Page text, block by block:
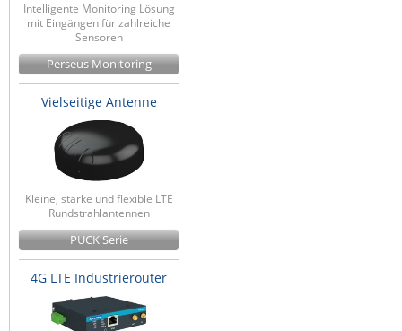
SIRIO Antenne
Tactical Software
TEKTELIC
Teltonika
Unwired Networks
WATTECO
Westermo
ZPE Systems
Intelligente Monitoring Lösung
mit Eingängen für zahlreiche
Sensoren
Perseus Monitoring
Vielseitige Antenne
Kleine, starke und flexible LTE
Rundstrahlantennen
PUCK Serie
4G LTE Industrierouter